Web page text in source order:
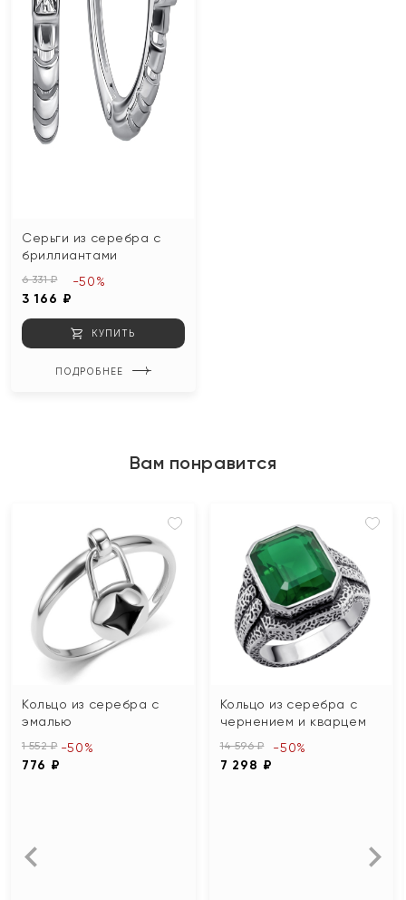
Серьги из серебра с
бриллиантами
6 331 ₽
3 166 ₽
-50%
КУПИТЬ
ПОДРОБНЕЕ
Вам понравится
Кольцо из серебра с
эмалью
1 552 ₽
776 ₽
-50%
Кольцо из серебра с
чернением и кварцем
14 596 ₽
7 298 ₽
-50%